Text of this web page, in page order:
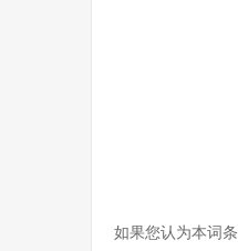
如果您认为本词